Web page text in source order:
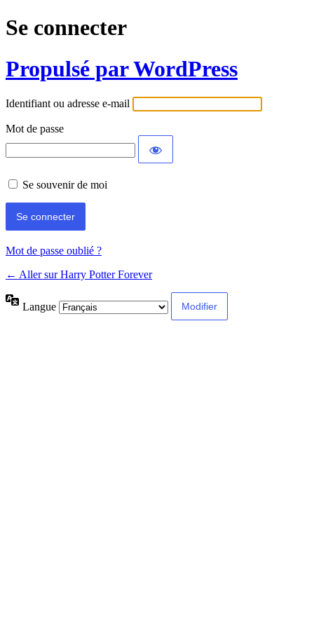
Se connecter
Propulsé par WordPress
Identifiant ou adresse e-mail
Mot de passe
Se souvenir de moi
Mot de passe oublié ?
← Aller sur Harry Potter Forever
Langue